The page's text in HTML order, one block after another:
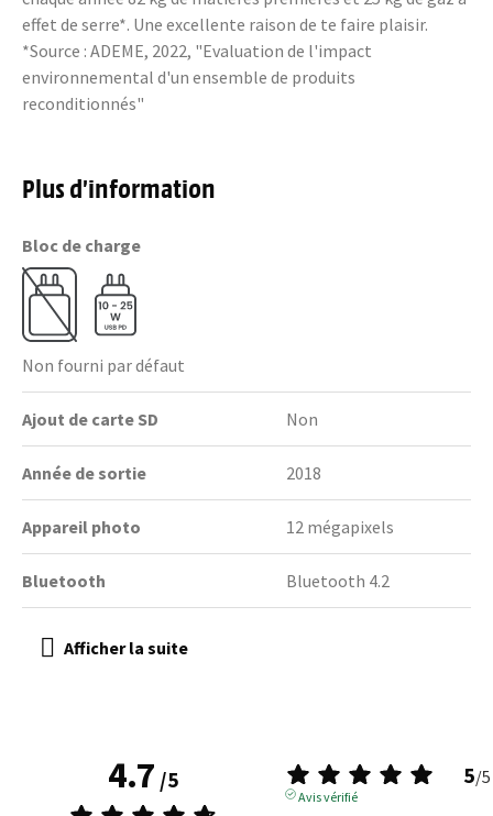
effet de serre*. Une excellente raison de te faire plaisir.
*Source : ADEME, 2022, "Evaluation de l'impact
environnemental d'un ensemble de produits
reconditionnés"
Plus d’information
Bloc de charge
Non fourni par défaut
Ajout de carte SD Non
Année de sortie 2018
Appareil photo 12 mégapixels
Bluetooth Bluetooth 4.2
4.7/5 5/5
Avis vérifié